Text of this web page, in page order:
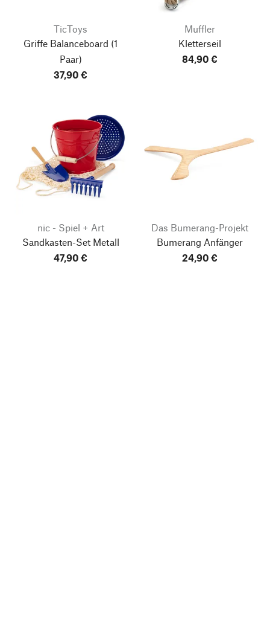
TicToys
Griffe Balanceboard (1
Paar)
37,90 €
Muffler
Kletterseil
84,90 €
nic - Spiel + Art
Sandkasten-Set Metall
47,90 €
Das Bumerang-Projekt
Bumerang Anfänger
24,90 €